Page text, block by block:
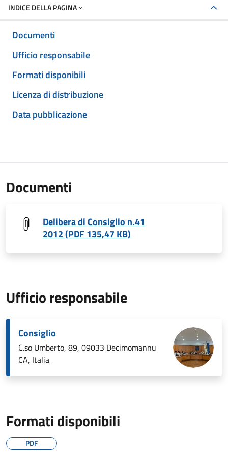
INDICE DELLA PAGINA
Documenti
Ufficio responsabile
Formati disponibili
Licenza di distribuzione
Data pubblicazione
Documenti
Delibera di Consiglio n.41
2012 (PDF 135,47 KB)
Ufficio responsabile
Consiglio
C.so Umberto, 89, 09033 Decimomannu
CA, Italia
Formati disponibili
PDF